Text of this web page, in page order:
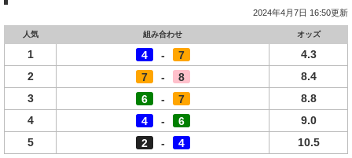
2024年4月7日 16:50更新
人気 組み合わせ オッズ
1 4 - 7
4.3
2
7 - 8
8.4
3
6 - 7
8.8
4
4 - 6
9.0
5
2 - 4
10.5